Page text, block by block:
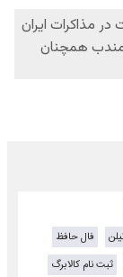
فال حافظ
ثبت نام کالابرگ